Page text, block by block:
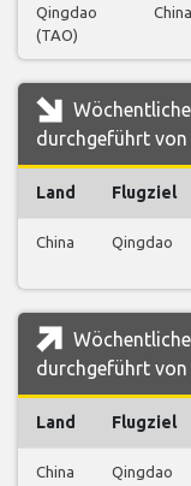
Qingdao
(TAO)
China
durchgeführt
Land Flugziel
China Qingdao
durchgeführt
Land Flugziel
China Qingdao